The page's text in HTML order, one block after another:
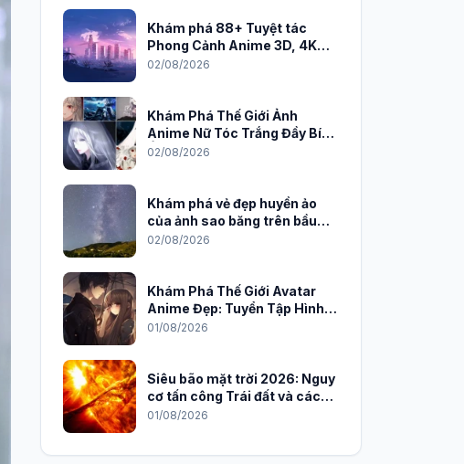
Khám phá 88+ Tuyệt tác
Phong Cảnh Anime 3D, 4K
Sắc Nét
02/08/2026
Khám Phá Thế Giới Ảnh
Anime Nữ Tóc Trắng Đầy Bí
Ẩn và Quyến Rũ
02/08/2026
Khám phá vẻ đẹp huyền ảo
của ảnh sao băng trên bầu
trời đêm
02/08/2026
Khám Phá Thế Giới Avatar
Anime Đẹp: Tuyển Tập Hình
Nền Độc Đáo Cho Năm 2026
01/08/2026
Siêu bão mặt trời 2026: Nguy
cơ tấn công Trái đất và cách
phòng chống
01/08/2026